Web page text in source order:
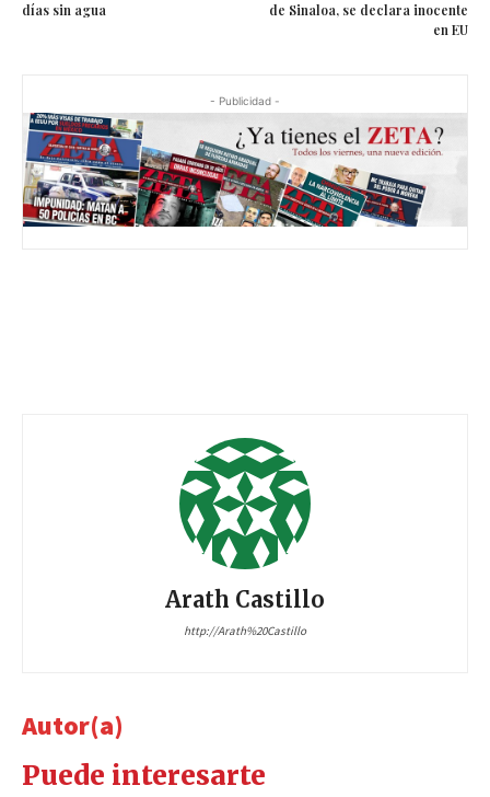
días sin agua
de Sinaloa, se declara inocente
en EU
- Publicidad -
Arath Castillo
http://Arath%20Castillo
Autor(a)
Puede interesarte